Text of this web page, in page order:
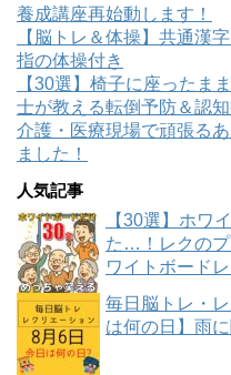
養成講座再始動します！
【脳トレ＆体操】共通漢
指の体操付き
【30選】椅子に座ったま
士が教える転倒予防＆認
介護・医療現場で頑張る
ました！
人気記事
【30選】ホワ
た…！レクのプ
ワイトボード
毎日脳トレ・
は何の日】雨